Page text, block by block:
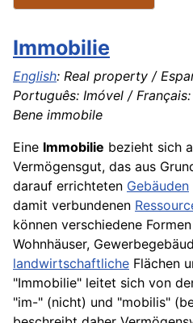
Immobilie
English: Real property /
Português: Imóvel /
Bene immobile
Eine Immobilie bezieht sich
Vermögensgut, das aus
darauf errichteten Gebäuden
damit verbundenen
können verschiedene
Wohnhäuser,
landwirtschaftliche Flächen
"Immobilie" leitet sich von
"im-" (nicht) und "mobilis"